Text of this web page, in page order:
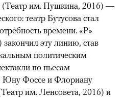
(Театр им. Пушкина, 2016) —
театр Бутусова стал
времени. «Р»
эту линию, став
политическим
по пьесам
Юну Фоссе и Флориану
им. Ленсовета, 2016) и